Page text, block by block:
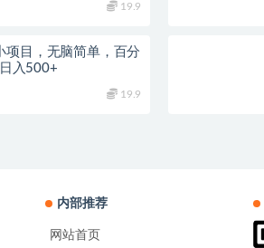
19.9
项目，无脑简单，百分
入500+
19.9
内部推荐
网站首页